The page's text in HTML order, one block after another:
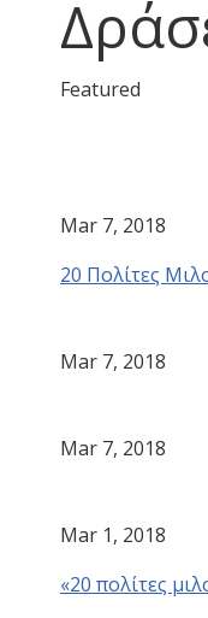
Featured
Mar 7, 2018
20 Πολίτες
Mar 7, 2018
Mar 7, 2018
Mar 1, 2018
«20 πολίτες